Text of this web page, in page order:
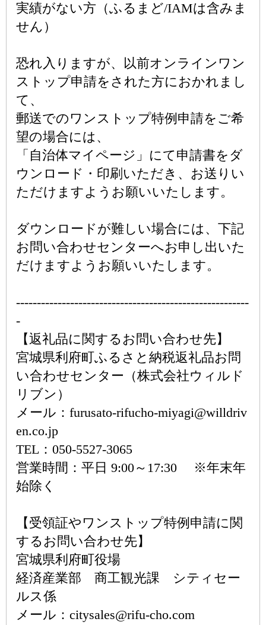
実績がない方（ふるまど/IAMは含みま
せん）
恐れ入りますが、以前オンラインワン
ストップ申請をされた方におかれまし
て、
郵送でのワンストップ特例申請をご希
望の場合には、
「自治体マイページ」にて申請書をダ
ウンロード・印刷いただき、お送りい
ただけますようお願いいたします。
ダウンロードが難しい場合には、下記
お問い合わせセンターへお申し出いた
だけますようお願いいたします。
--------------------------------------------------------
-
【返礼品に関するお問い合わせ先】
宮城県利府町ふるさと納税返礼品お問
い合わせセンター（株式会社ウィルド
リブン）
メール：furusato-rifucho-miyagi@willdriv
en.co.jp
TEL：050-5527-3065
営業時間：平日 9:00～17:30 ※年末年
始除く
【受領証やワンストップ特例申請に関
するお問い合わせ先】
宮城県利府町役場
経済産業部 商工観光課 シティセー
ルス係
メール：citysales@rifu-cho.com